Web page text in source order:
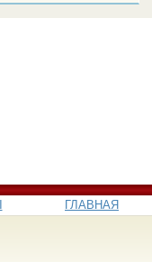
ГЛАВНАЯ